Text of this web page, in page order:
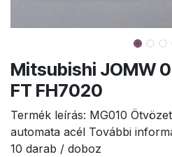
Mitsubishi JOMW
FT FH7020
Termék leírás: MG010
automata acél További
10 darab / doboz